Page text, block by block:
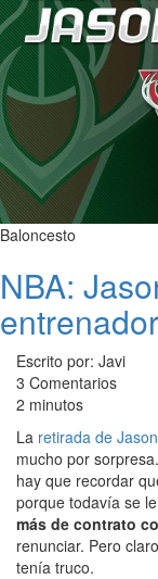
Baloncesto
NBA:
Escrito por: Javi
3 Comentarios
2 minutos
La retirada de
mucho por
hay que recordar
porque todavía se
más de contrato
renunciar. Pero
tenía truco.